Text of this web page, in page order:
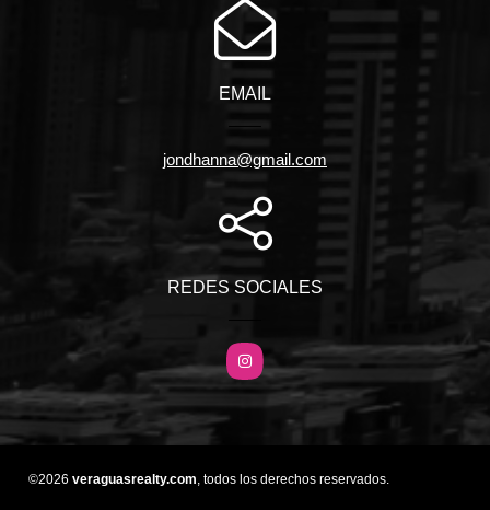
EMAIL
jondhanna@gmail.com
REDES SOCIALES
Instagram
©2026 veraguasrealty.com, todos los derechos reservados.